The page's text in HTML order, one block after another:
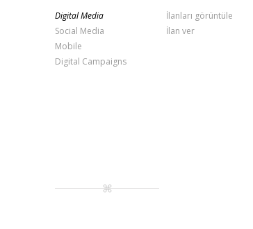
Digital Media
Social Media
Mobile
Digital Campaigns
İlanları görüntüle
İlan ver